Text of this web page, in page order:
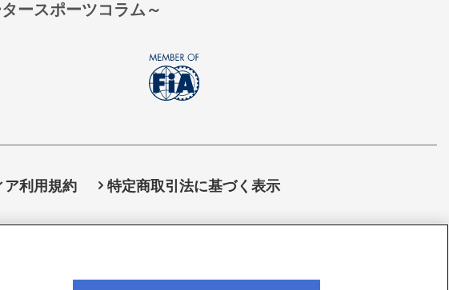
ースポーツコラム～
ア利用規約
特定商取引法に基づく表示
動車会館
自動車連盟 (JAF)